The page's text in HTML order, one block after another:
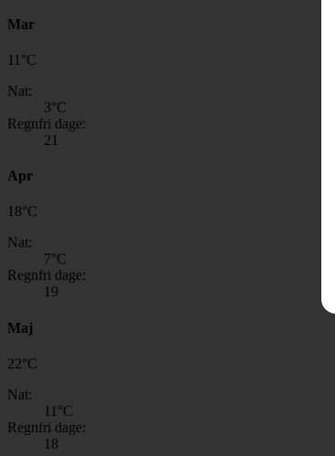
Mar
11 °C
Nat:
3°C
Regnfri dage:
21
Apr
18°C
Nat:
7°C
Regnfri dage:
19
Maj
22°C
Nat:
11 °C
Regnfri dage:
18